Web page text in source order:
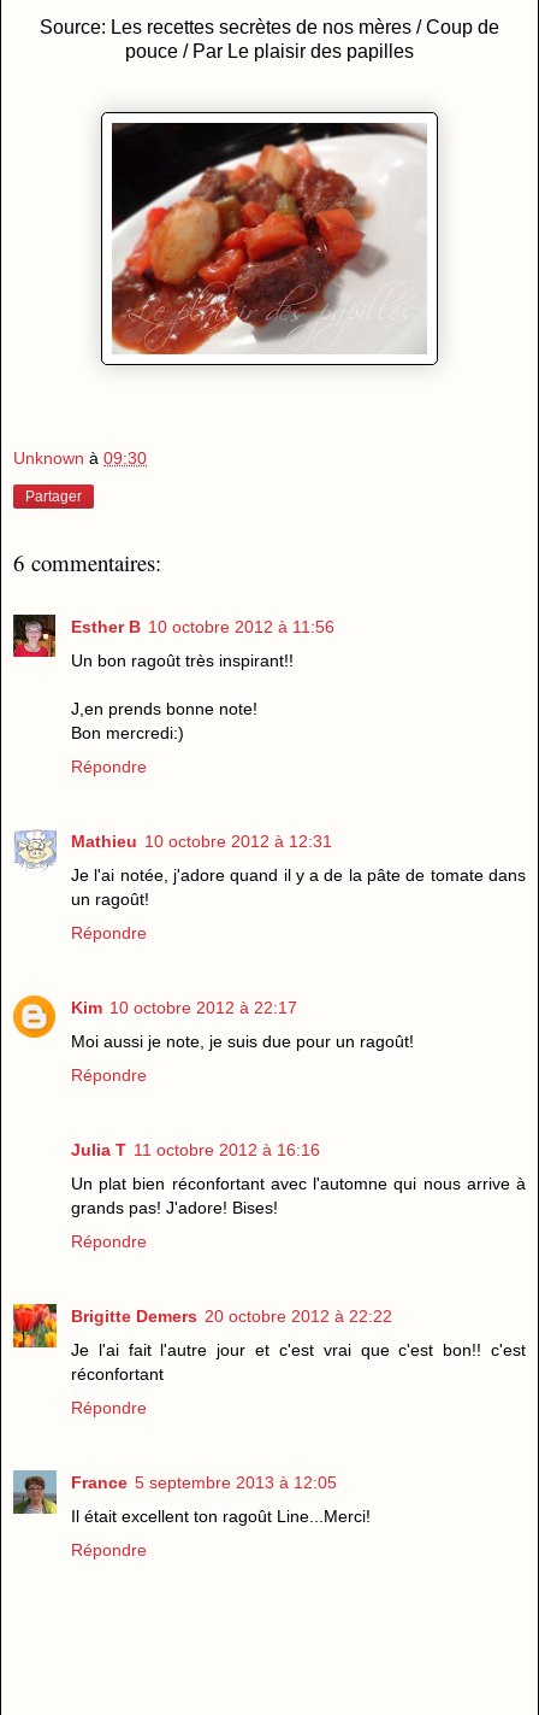
Source: Les recettes secrètes de nos mères / Coup de
pouce / Par Le plaisir des papilles
Unknown à 09:30
Partager
6 commentaires:
Esther B 10 octobre 2012 à 11:56
Un bon ragoût très inspirant!!
J,en prends bonne note!
Bon mercredi:)
Répondre
Mathieu 10 octobre 2012 à 12:31
Je l'ai notée, j'adore quand il y a de la pâte de tomate dans
un ragoût!
Répondre
Kim 10 octobre 2012 à 22:17
Moi aussi je note, je suis due pour un ragoût!
Répondre
Julia T 11 octobre 2012 à 16:16
Un plat bien réconfortant avec l'automne qui nous arrive à
grands pas! J'adore! Bises!
Répondre
Brigitte Demers 20 octobre 2012 à 22:22
Je l'ai fait l'autre jour et c'est vrai que c'est bon!! c'est
réconfortant
Répondre
France 5 septembre 2013 à 12:05
Il était excellent ton ragoût Line...Merci!
Répondre